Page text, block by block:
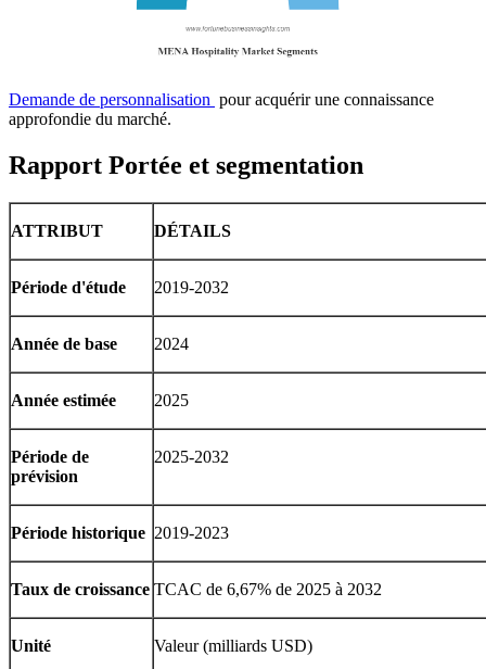
Demande de personnalisation pour acquérir une connaissance
approfondie du marché.
Rapport Portée et segmentation
ATTRIBUT DÉTAILS
Période d'étude 2019-2032
Année de base 2024
Année estimée 2025
Période de
prévision
2025-2032
Période historique 2019-2023
Taux de croissance TCAC de 6,67% de 2025 à 2032
Unité Valeur (milliards USD)